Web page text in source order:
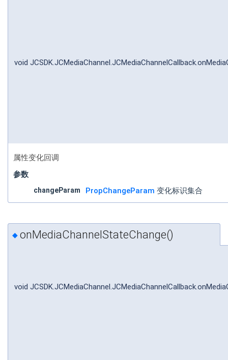
void
属性变化回调
参数
changeParam PropChangeParam 变化标识集合
◆ onMediaChannelStateChange()
void